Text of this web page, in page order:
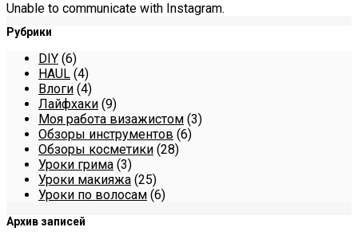
Unable to communicate with Instagram.
Рубрики
DIY (6)
HAUL (4)
Влоги (4)
Лайфхаки (9)
Моя работа визажистом (3)
Обзоры инструментов (6)
Обзоры косметики (28)
Уроки грима (3)
Уроки макияжа (25)
Уроки по волосам (6)
Архив записей